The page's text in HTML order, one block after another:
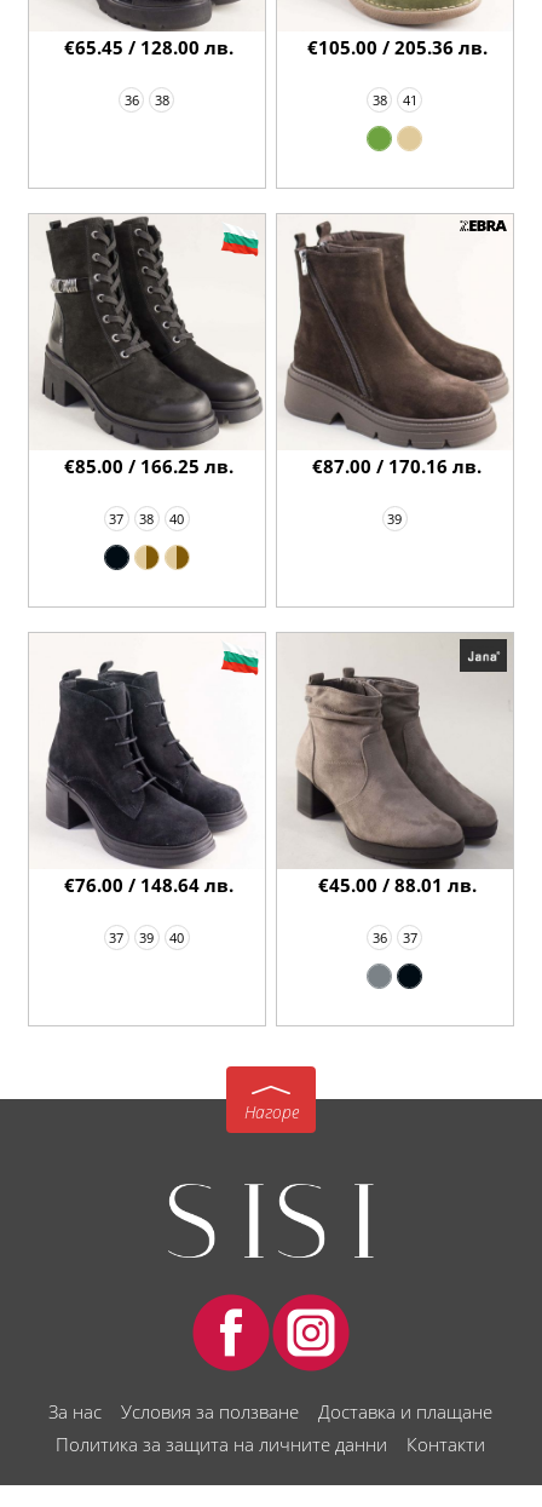
36 38
€65.45 / 128.00 лв.
38 41
€105.00 / 205.36 лв.
37 38 40
€85.00 / 166.25 лв.
39
€87.00 / 170.16 лв.
37 39 40
€76.00 / 148.64 лв.
36 37
€45.00 / 88.01 лв.
Нагоре
За нас Условия за ползване
Доставка и плащане
Политика за защита на личните данни
Контакти